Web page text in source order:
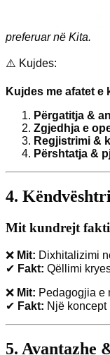
preferuar në Kita.
⚠️ Kujdes:
Kujdes me afatet e
Përgatitja &
Zgjedhja e
Regjistrimi &
Përshtatja &
4.
Mit kundrejt
❌ Mit: Dixhitalizimi
✔ Fakt: Qëllimi
❌ Mit: Pedagogjia e
✔ Fakt: Një koncept
5. Avantazhe